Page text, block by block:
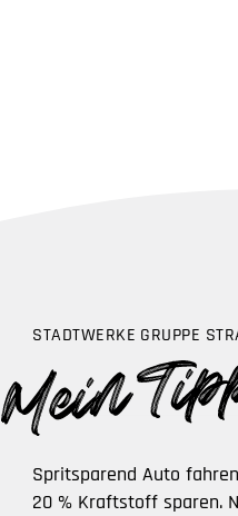
STADTWERKE GRUPPE
Spritsparend Auto
20 % Kraftstoff sparen.